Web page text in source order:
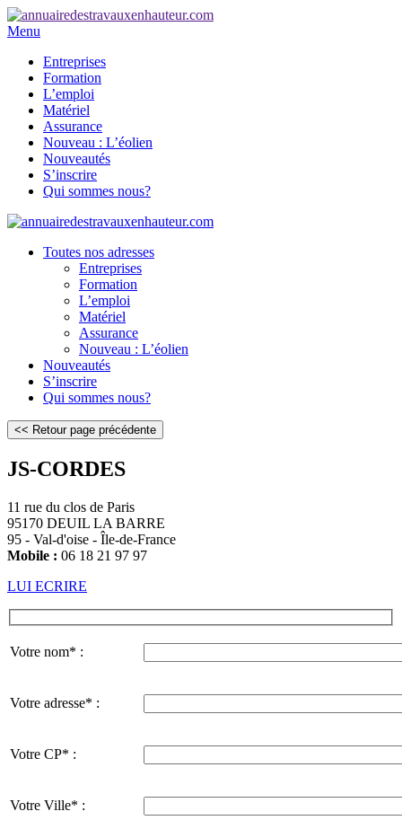
Menu
Entreprises
Formation
L’emploi
Matériel
Assurance
Nouveau : L’éolien
Nouveautés
S’inscrire
Qui sommes nous?
Toutes nos adresses
Entreprises
Formation
L’emploi
Matériel
Assurance
Nouveau : L’éolien
Nouveautés
S’inscrire
Qui sommes nous?
JS-CORDES
11 rue du clos de Paris
95170 DEUIL LA BARRE
95 - Val-d'oise - Île-de-France
Mobile : 06 18 21 97 97
LUI ECRIRE
Votre nom* :
Votre adresse* :
Votre CP* :
Votre Ville* :